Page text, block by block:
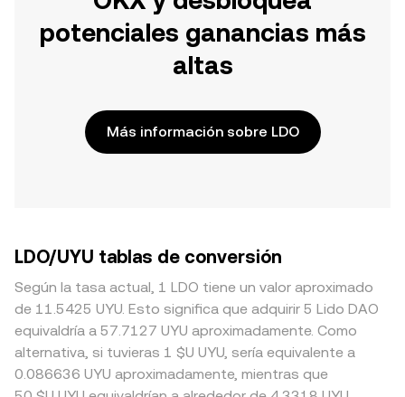
potenciales ganancias más
altas
Más información sobre LDO
LDO/UYU tablas de conversión
Según la tasa actual, 1 LDO tiene un valor aproximado
de 11.5425 UYU. Esto significa que adquirir 5 Lido DAO
equivaldría a 57.7127 UYU aproximadamente. Como
alternativa, si tuvieras 1 $U UYU, sería equivalente a
0.086636 UYU aproximadamente, mientras que